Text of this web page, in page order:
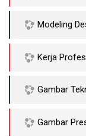
Modeling
Kerja
Gambar
Gambar